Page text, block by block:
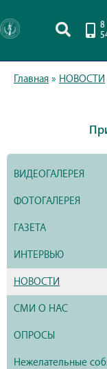
8
Главная » НОВОСТИ
ВИДЕОГАЛЕРЕЯ
ФОТОГАЛЕРЕЯ
ГАЗЕТА
ИНТЕРВЬЮ
НОВОСТИ
СМИ О НАС
ОПРОСЫ
Нежелательные